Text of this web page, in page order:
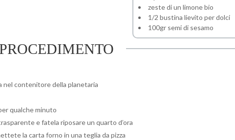
zeste di un limone bio
1/2 bustina lievito per dolci
100gr semi di sesamo
PROCEDIMENTO
nel contenitore della planetaria
qualche minuto
e fatela riposare un quarto d’ora
la carta forno in una teglia da pizza